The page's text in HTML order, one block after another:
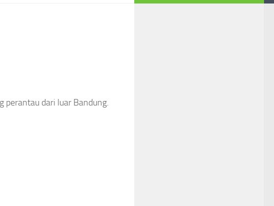
perantau dari luar Bandung.